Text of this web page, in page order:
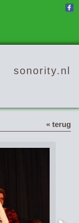
sonority.nl
« terug